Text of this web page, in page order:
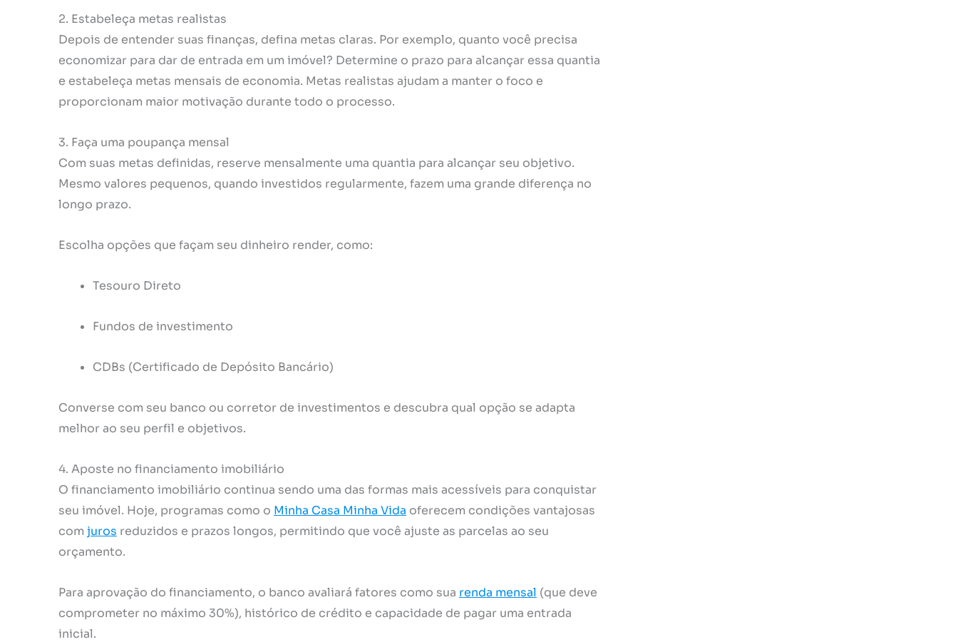
2. Estabeleça metas realistas
Depois de entender suas finanças, defina metas claras. Por exemplo, quanto você precisa
economizar para dar de entrada em um imóvel? Determine o prazo para alcançar essa quantia
e estabeleça metas mensais de economia. Metas realistas ajudam a manter o foco e
proporcionam maior motivação durante todo o processo.
3. Faça uma poupança mensal
Com suas metas definidas, reserve mensalmente uma quantia para alcançar seu objetivo.
Mesmo valores pequenos, quando investidos regularmente, fazem uma grande diferença no
longo prazo.
Escolha opções que façam seu dinheiro render, como:
Tesouro Direto
Fundos de investimento
CDBs (Certificado de Depósito Bancário)
Converse com seu banco ou corretor de investimentos e descubra qual opção se adapta
melhor ao seu perfil e objetivos.
4. Aposte no financiamento imobiliário
O financiamento imobiliário continua sendo uma das formas mais acessíveis para conquistar
seu imóvel. Hoje, programas como o Minha Casa Minha Vida oferecem condições vantajosas
com juros reduzidos e prazos longos, permitindo que você ajuste as parcelas ao seu
orçamento.
Para aprovação do financiamento, o banco avaliará fatores como sua renda mensal (que deve
comprometer no máximo 30%), histórico de crédito e capacidade de pagar uma entrada
inicial.